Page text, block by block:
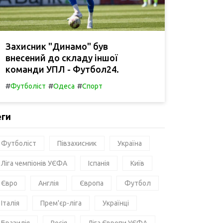
Захисник "Динамо" був
внесений до складу іншої
команди УПЛ - Футбол24.
#Футболіст #Одеса #Спорт
Футболіст Півзахисник Україна
Ліга чемпіонів УЄФА Іспанія Київ
Євро Англія Європа Футбол
Італія Прем'єр-ліга Українці